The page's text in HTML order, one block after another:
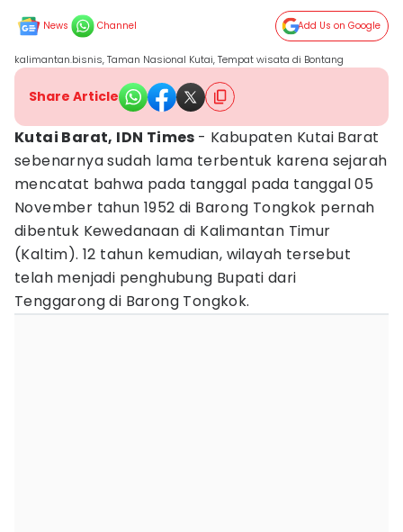
News Channel Add Us on Google
kalimantan.bisnis, Taman Nasional Kutai, Tempat wisata di Bontang
Share Article
Kutai Barat, IDN Times - Kabupaten Kutai Barat
sebenarnya sudah lama terbentuk karena sejarah
mencatat bahwa pada tanggal pada tanggal 05
November tahun 1952 di Barong Tongkok pernah
dibentuk Kewedanaan di Kalimantan Timur
(Kaltim). 12 tahun kemudian, wilayah tersebut
telah menjadi penghubung Bupati dari
Tenggarong di Barong Tongkok.